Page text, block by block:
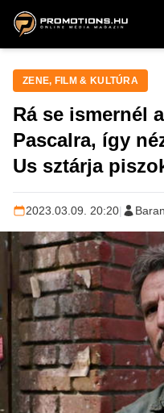
ZENE, FILM & KULT
ZENE, FILM & KULTÚRA
Rá se ismernél
Pascalra, így
Us sztárja
2023.03.09. 20:20|